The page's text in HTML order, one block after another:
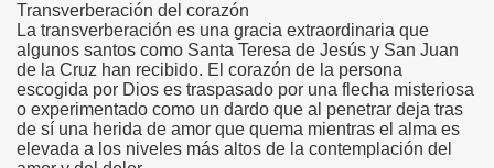
Transverberación del corazón
La transverberación es una gracia extraordinaria que
algunos santos como Santa Teresa de Jesús y San Juan
de la Cruz han recibido. El corazón de la persona
escogida por Dios es traspasado por una flecha misteriosa
o experimentado como un dardo que al penetrar deja tras
de sí una herida de amor que quema mientras el alma es
elevada a los niveles más altos de la contemplación del